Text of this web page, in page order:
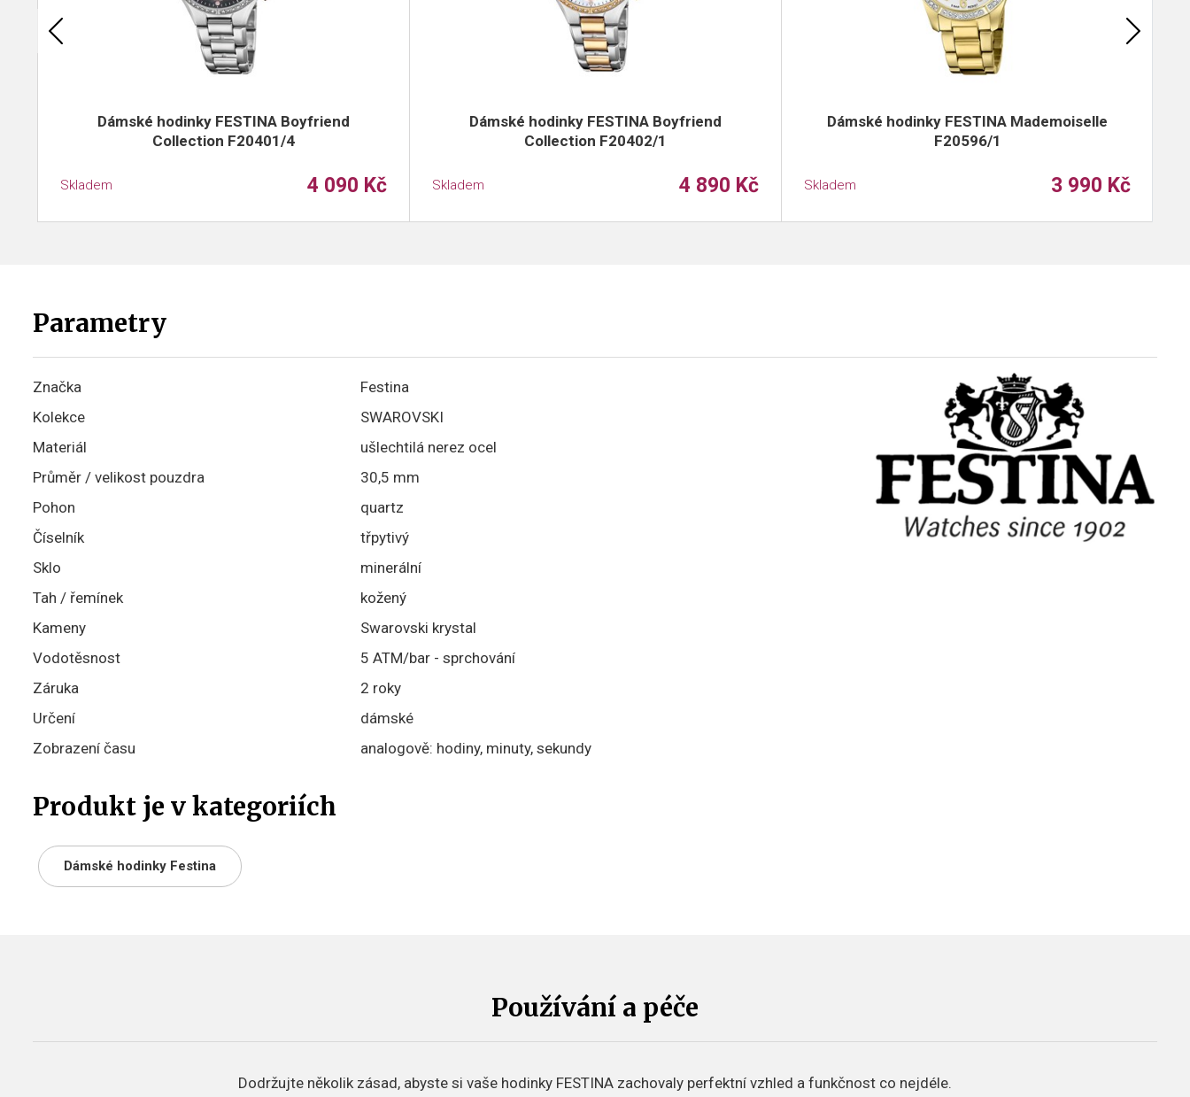
Dámské hodinky FESTINA Boyfriend
Collection F20401/4
Skladem 4 090 Kč
Dámské hodinky FESTINA Boyfriend
Collection F20402/1
Skladem 4 890 Kč
Dámské hodinky FESTINA Mademoiselle
F20596/1
Skladem 3 990 Kč
Parametry
Značka
Festina
Kolekce
SWAROVSKI
Materiál
ušlechtilá nerez ocel
Průměr / velikost pouzdra
30,5 mm
Pohon
quartz
Číselník
třpytivý
Sklo
minerální
Tah / řemínek
kožený
Kameny
Swarovski krystal
Vodotěsnost
5 ATM/bar - sprchování
Záruka
2 roky
Určení
dámské
Zobrazení času
analogově: hodiny, minuty, sekundy
Produkt je v kategoriích
Dámské hodinky Festina
Používání a péče
Dodržujte několik zásad, abyste si vaše hodinky FESTINA zachovaly perfektní vzhled a funkčnost co nejdéle.